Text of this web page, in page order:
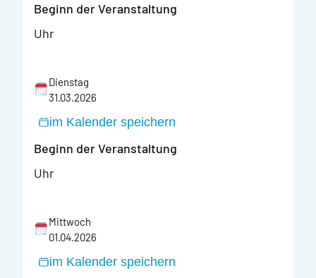
Beginn der Veranstaltung
Uhr
Dienstag
31.03.2026
im Kalender speichern
Beginn der Veranstaltung
Uhr
Mittwoch
01.04.2026
im Kalender speichern